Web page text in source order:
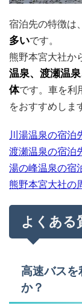
宿泊先の特徴は、
多いです。
熊野本宮大社か
温泉、渡瀬温
体です。車を利
をおすすめしま
川湯温泉の宿泊
渡瀬温泉の宿泊
湯の峰温泉の宿
熊野本宮大社の
よくある
高速バスを
か？